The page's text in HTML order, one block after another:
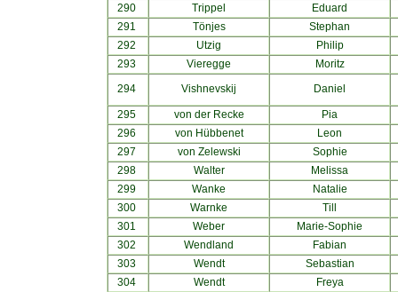
290
Trippel
Eduard
291
Tönjes
Stephan
292
Utzig
Philip
293
Vieregge
Moritz
294
Vishnevskij Daniel
295 von der Recke
Pia
296
von Hübbenet
Leon
297
von Zelewski
Sophie
298
Walter
Melissa
299
Wanke
Natalie
300
Warnke
Till
301
Weber
Marie-Sophie
302
Wendland
Fabian
303
Wendt
Sebastian
304
Wendt
Freya